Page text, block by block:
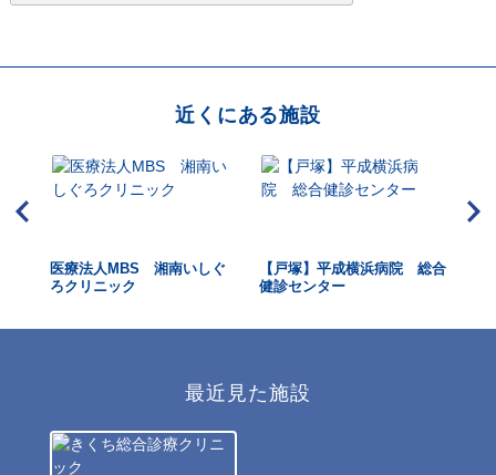
近くにある施設
医療法人MBS 湘南いしぐ
ろクリニック
【戸塚】平成横浜病院 総合
健診センター
最近見た施設